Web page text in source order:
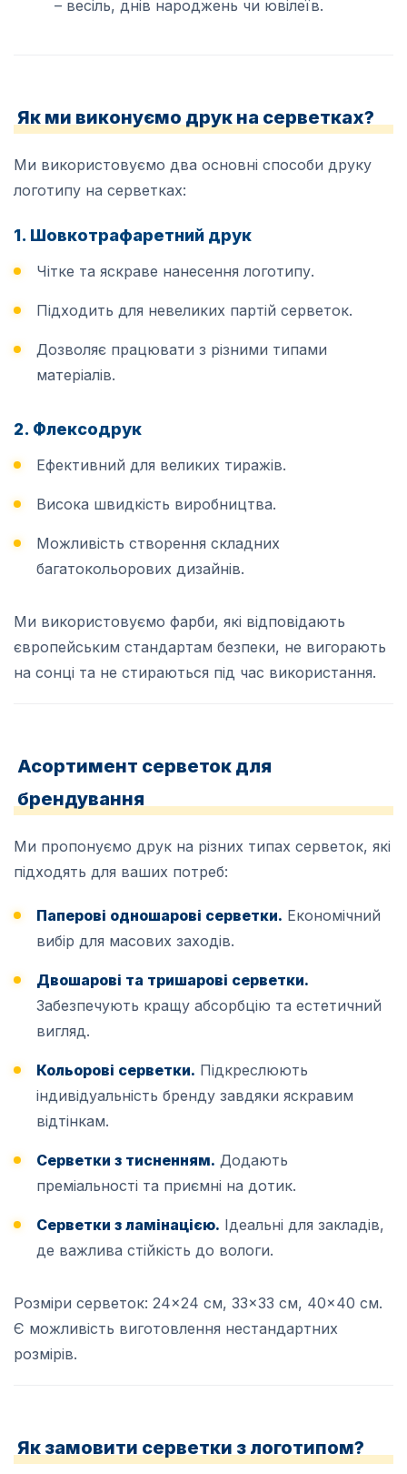
– весіль, днів народжень чи ювілеїв.
Як ми виконуємо друк на серветках?
Ми використовуємо два основні способи друку
логотипу на серветках:
1. Шовкотрафаретний друк
Чітке та яскраве нанесення логотипу.
Підходить для невеликих партій серветок.
Дозволяє працювати з різними типами
матеріалів.
2. Флексодрук
Ефективний для великих тиражів.
Висока швидкість виробництва.
Можливість створення складних
багатокольорових дизайнів.
Ми використовуємо фарби, які відповідають
європейським стандартам безпеки, не вигорають
на сонці та не стираються під час використання.
Асортимент серветок для
брендування
Ми пропонуємо друк на різних типах серветок, які
підходять для ваших потреб:
Паперові одношарові серветки. Економічний
вибір для масових заходів.
Двошарові та тришарові серветки.
Забезпечують кращу абсорбцію та естетичний
вигляд.
Кольорові серветки. Підкреслюють
індивідуальність бренду завдяки яскравим
відтінкам.
Серветки з тисненням. Додають
преміальності та приємні на дотик.
Серветки з ламінацією. Ідеальні для закладів,
де важлива стійкість до вологи.
Розміри серветок: 24×24 см, 33×33 см, 40×40 см.
Є можливість виготовлення нестандартних
розмірів.
Як замовити серветки з логотипом?